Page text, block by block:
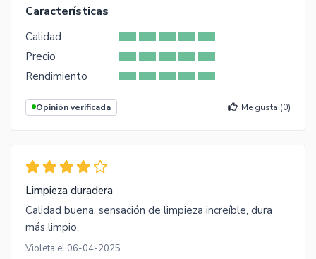
Características
Calidad
Precio
Rendimiento
Opinión verificada Me gusta (0)
Limpieza duradera
Calidad buena, sensación de limpieza increíble, dura
más limpio.
Violeta el 06-04-2025